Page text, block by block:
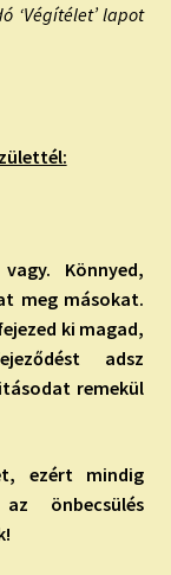
‘Végítélet’ lapot
Könnyed,
meg másokat.
ki magad,
adsz
remekül
ezért mindig
önbecsülés